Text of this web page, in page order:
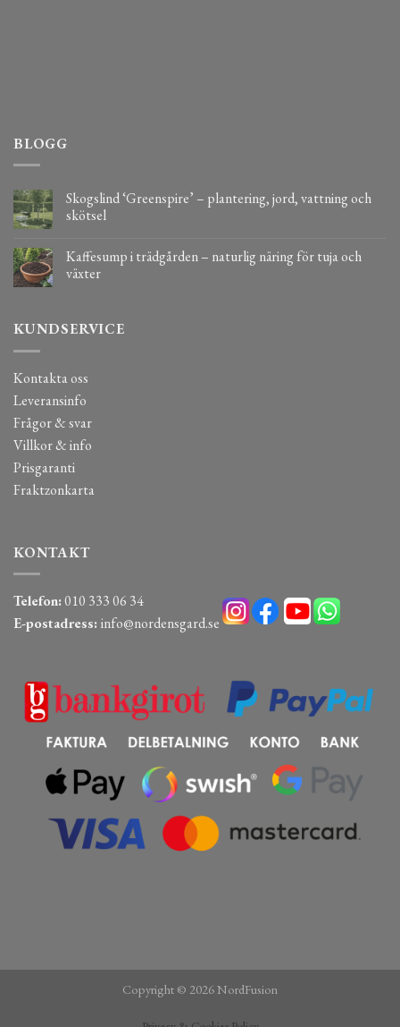
BLOGG
Skogslind ‘Greenspire’ – plantering, jord, vattning och
skötsel
Kaffesump i trädgården – naturlig näring för tuja och
växter
KUNDSERVICE
Kontakta oss
Leveransinfo
Frågor & svar
Villkor & info
Prisgaranti
Fraktzonkarta
KONTAKT
Telefon:010 333 06 34
E-postadress: info@nordensgard.se
Copyright © 2026 NordFusion